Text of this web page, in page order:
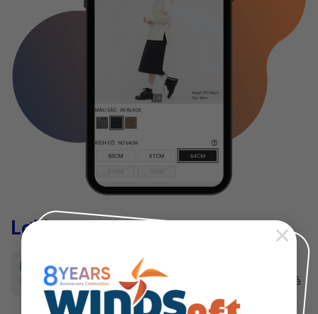
×
Lợi ích mang lại
Đối với nhãn hàng
Kênh truyền thông thương hiệu hiệu quả
tiết kiệm chi phí.